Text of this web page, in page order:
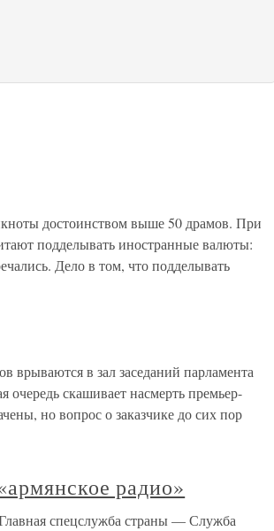
достоинством выше 50 драмов. При
подделывать иностранные валюты:
Дело в том, что подделывать
в зал заседаний парламента
скашивает насмерть премьер-
но вопрос о заказчике до сих пор
радио»
спецслужба страны — Служба